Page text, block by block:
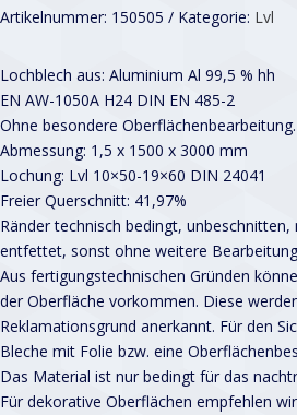
Artikelnummer: 150505 Kategorie: Lvl
Lochblech aus: Aluminium Al 99,5 % hh
EN AW-1050A H24 DIN EN 485-2
Ohne besondere Oberflächenbearbeitung.
Abmessung: 1,5 x 1500 x 3000 mm
Lochung: Lvl 10×50-19×60 DIN 24041
Freier Querschnitt: 41,97%
Ränder technisch bedingt,
entfettet, sonst ohne weitere
Aus fertigungstechnischen Gründen
der Oberfläche vorkommen. Diese
Reklamationsgrund anerkannt. Für den
Bleche mit Folie bzw. eine
Das Material ist nur bedingt für das
Für dekorative Oberflächen empfehlen